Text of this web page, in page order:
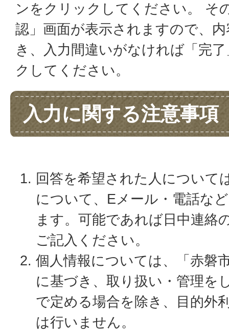
ンをクリックしてください。 そ
認」画面が表示されますので、
き、入力間違いがなければ「完
クしてください。
入力に関する注意事項
回答を希望された人について
について、Eメール・電話な
ます。可能であれば日中連絡
ご記入ください。
個人情報については、「赤磐
に基づき、取り扱い・管理を
で定める場合を除き、目的外
は行いません。